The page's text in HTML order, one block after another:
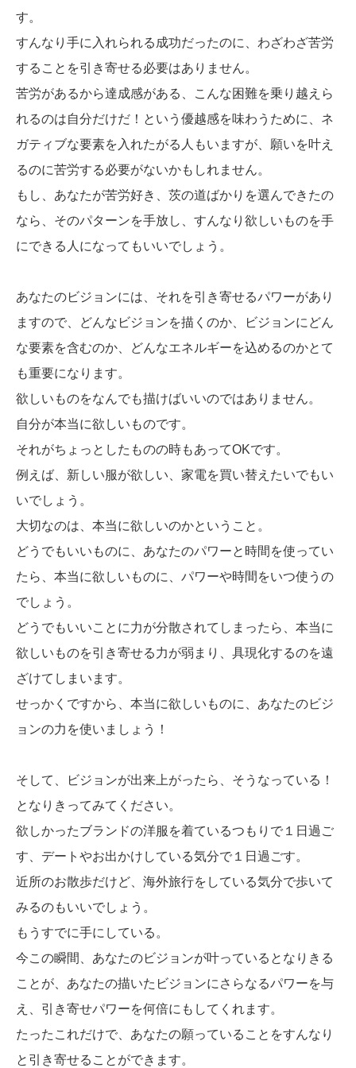
す。
すんなり手に入れられる成功だったのに、わざわざ苦労
することを引き寄せる必要はありません。
苦労があるから達成感がある、こんな困難を乗り越えら
れるのは自分だけだ！という優越感を味わうために、ネ
ガティブな要素を入れたがる人もいますが、願いを叶え
るのに苦労する必要がないかもしれません。
もし、あなたが苦労好き、茨の道ばかりを選んできたの
なら、そのパターンを手放し、すんなり欲しいものを手
にできる人になってもいいでしょう。
あなたのビジョンには、それを引き寄せるパワーがあり
ますので、どんなビジョンを描くのか、ビジョンにどん
な要素を含むのか、どんなエネルギーを込めるのかとて
も重要になります。
欲しいものをなんでも描けばいいのではありません。
自分が本当に欲しいものです。
それがちょっとしたものの時もあってOKです。
例えば、新しい服が欲しい、家電を買い替えたいでもい
いでしょう。
大切なのは、本当に欲しいのかということ。
どうでもいいものに、あなたのパワーと時間を使ってい
たら、本当に欲しいものに、パワーや時間をいつ使うの
でしょう。
どうでもいいことに力が分散されてしまったら、本当に
欲しいものを引き寄せる力が弱まり、具現化するのを遠
ざけてしまいます。
せっかくですから、本当に欲しいものに、あなたのビジ
ョンの力を使いましょう！
そして、ビジョンが出来上がったら、そうなっている！
となりきってみてください。
欲しかったブランドの洋服を着ているつもりで１日過ご
す、デートやお出かけしている気分で１日過ごす。
近所のお散歩だけど、海外旅行をしている気分で歩いて
みるのもいいでしょう。
もうすでに手にしている。
今この瞬間、あなたのビジョンが叶っているとなりきる
ことが、あなたの描いたビジョンにさらなるパワーを与
え、引き寄せパワーを何倍にもしてくれます。
たったこれだけで、あなたの願っていることをすんなり
と引き寄せることができます。